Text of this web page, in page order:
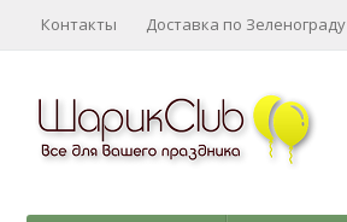
Контакты Доставка по Зеленограду